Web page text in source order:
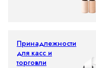
Принадлежности
для касс и
торговли